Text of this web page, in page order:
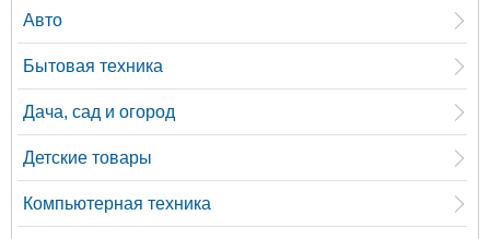
Авто
Бытовая техника
Дача, сад и огород
Детские товары
Компьютерная техника